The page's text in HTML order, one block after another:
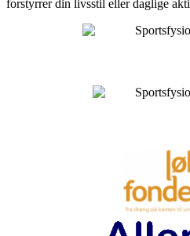
forstyrrer din livsstil eller daglige